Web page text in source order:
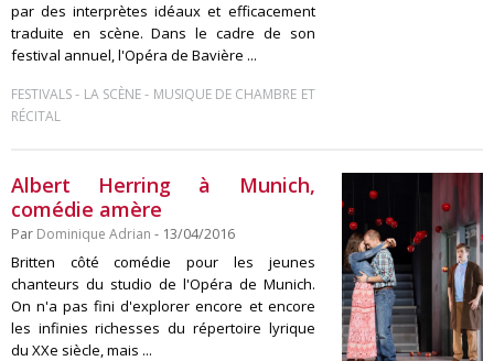
par des interprètes idéaux et efficacement
traduite en scène. Dans le cadre de son
festival annuel, l'Opéra de Bavière ...
FESTIVALS- LA SCÈNE- MUSIQUE DE CHAMBRE ET
RÉCITAL
Albert Herring à Munich,
comédie amère
Par Dominique Adrian - 13/04/2016
Britten côté comédie pour les jeunes
chanteurs du studio de l'Opéra de Munich.
On n'a pas fini d'explorer encore et encore
les infinies richesses du répertoire lyrique
du XXe siècle, mais ...